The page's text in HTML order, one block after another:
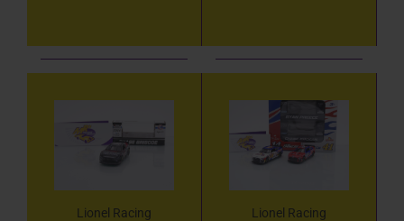
Lionel Racing
Lionel Racing